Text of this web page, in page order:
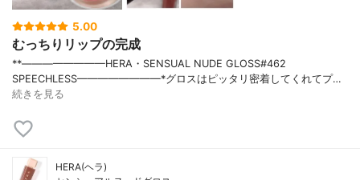
5.00
むっちりリップの完成
**————————⁡HERA⁡⁡・SENSUAL NUDE GLOSS#462
SPEECHLESS⁡————————⁡⁡⁡*グロスはピッタリ密着してくれてプ…
続きを見る
HERA(ヘラ)